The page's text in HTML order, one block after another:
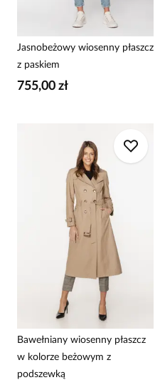
Jasnobeżowy wiosenny płaszcz
z paskiem
755,00 zł
Bawełniany wiosenny płaszcz
w kolorze beżowym z
podszewką